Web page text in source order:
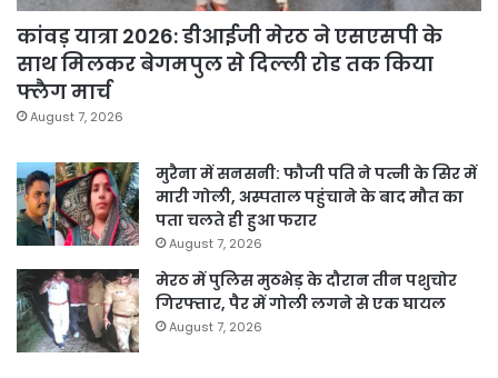
कांवड़ यात्रा 2026: डीआईजी मेरठ ने एसएसपी के
साथ मिलकर बेगमपुल से दिल्ली रोड तक किया
फ्लैग मार्च
August 7, 2026
मुरैना में सनसनी: फौजी पति ने पत्नी के सिर में
मारी गोली, अस्पताल पहुंचाने के बाद मौत का
पता चलते ही हुआ फरार
August 7, 2026
मेरठ में पुलिस मुठभेड़ के दौरान तीन पशुचोर
गिरफ्तार, पैर में गोली लगने से एक घायल
August 7, 2026